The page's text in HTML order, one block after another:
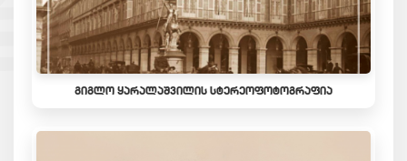
ᲒᲘᲒᲚᲝ ᲧᲐᲠᲐᲚᲐᲨᲕᲘᲚᲘᲡ ᲡᲢᲔᲠᲔᲝᲤᲝᲢᲝᲒᲠᲐᲤᲘᲐ